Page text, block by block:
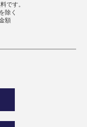
です。
除く
額